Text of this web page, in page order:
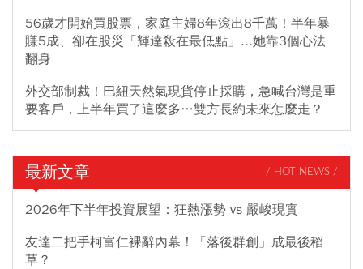
56歲才開始買股票，家庭主婦8年滾出8千萬！半年暴
賺5成、卻在股災「輝達殺在最低點」...她靠3個心法
翻身
外交部制裁！巴紐天然氣現貨停止採購，急喊台灣是重
要客戶，上半年買了這麼多…雙方長約未來怎麼走？
最新文章 / HOT NEWS /
2026年下半年投資展望：狂熱漲勢 vs 嚴峻現實
友達二把手柯富仁裸辭內幕！「落後群創」成最後稻
草？